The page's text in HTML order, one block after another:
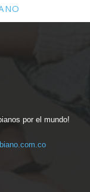
por el mundo!